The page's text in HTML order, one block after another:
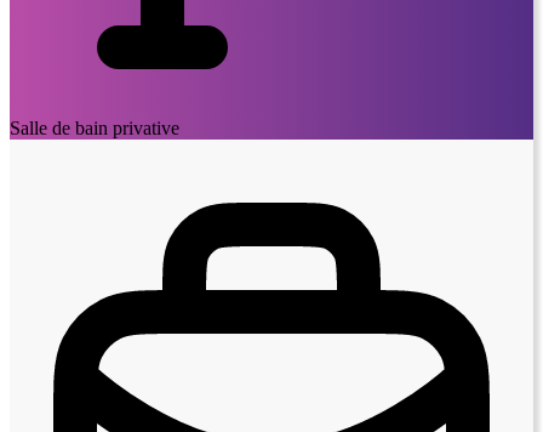
Salle de bain privative